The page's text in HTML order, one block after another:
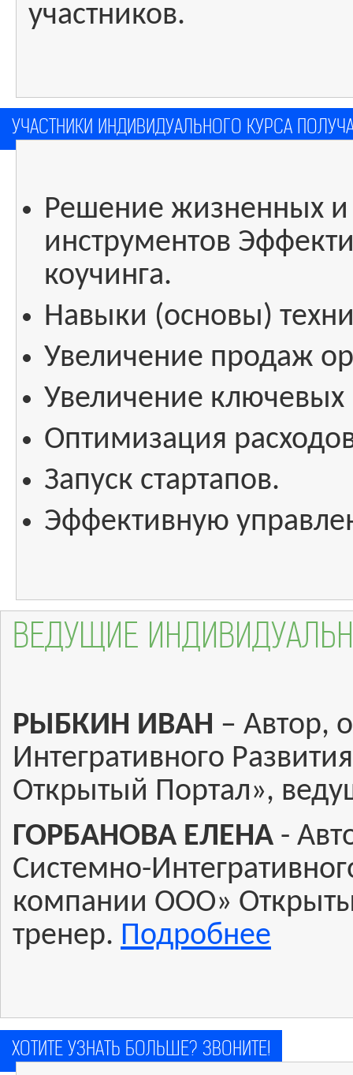
участников.
УЧАСТНИКИ ИНДИВИДУАЛЬНОГО КУРСА
Решение жизненных
инструментов
коучинга.
Навыки (основы)
Увеличение продаж
Увеличение ключевых
Оптимизация
Запуск стартапов.
Эффективную
ВЕДУЩИЕ
РЫБКИН ИВАН – Автор,
Интегративного
Открытый Портал»,
ГОРБАНОВА ЕЛЕНА -
Системно-
компании ООО»
тренер. Подробнее
ХОТИТЕ УЗНАТЬ БОЛЬШЕ? ЗВОНИТЕ!